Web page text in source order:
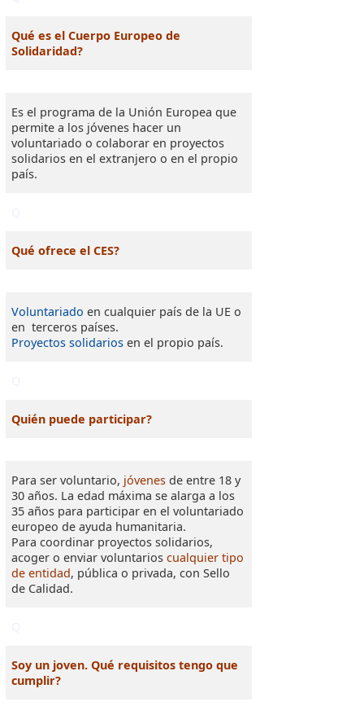
Qué es el Cuerpo Europeo de
Solidaridad?
Es el programa de la Unión Europea que
permite a los jóvenes hacer un
voluntariado o colaborar en proyectos
solidarios en el extranjero o en el propio
país.
Qué ofrece el CES?
Voluntariado en cualquier país de la UE o
en terceros países.
Proyectos solidarios en el propio país.
Quién puede participar?
Para ser voluntario, jóvenes de entre 18 y
30 años. La edad máxima se alarga a los
35 años para participar en el voluntariado
europeo de ayuda humanitaria.
Para coordinar proyectos solidarios,
acoger o enviar voluntarioscualquier tipo
de entidad, pública o privada, con Sello
de Calidad.
Soy un joven. Qué requisitos tengo que
cumplir?